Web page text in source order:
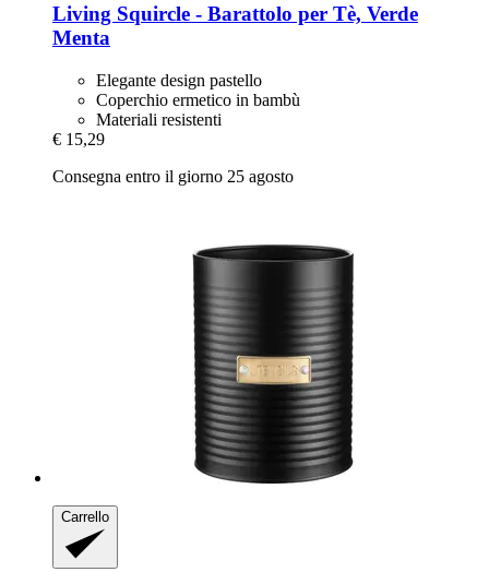
Living Squircle -​ Barattolo per Tè, Verde
Menta
Elegante design pastello
Coperchio ermetico in bambù
Materiali resistenti
€ 15,29
Consegna entro il giorno 25 agosto
Carrello